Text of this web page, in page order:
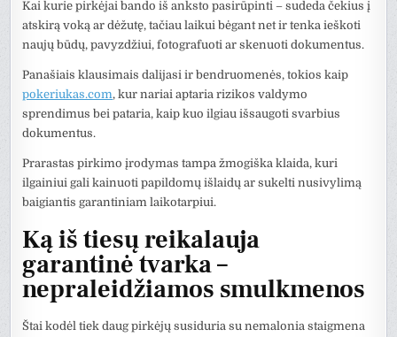
Kai kurie pirkėjai bando iš anksto pasirūpinti – sudeda čekius į
atskirą voką ar dėžutę, tačiau laikui bėgant net ir tenka ieškoti
naujų būdų, pavyzdžiui, fotografuoti ar skenuoti dokumentus.
Panašiais klausimais dalijasi ir bendruomenės, tokios kaip
pokeriukas.com, kur nariai aptaria rizikos valdymo
sprendimus bei pataria, kaip kuo ilgiau išsaugoti svarbius
dokumentus.
Prarastas pirkimo įrodymas tampa žmogiška klaida, kuri
ilgainiui gali kainuoti papildomų išlaidų ar sukelti nusivylimą
baigiantis garantiniam laikotarpiui.
Ką iš tiesų reikalauja
garantinė tvarka –
nepraleidžiamos smulkmenos
Štai kodėl tiek daug pirkėjų susiduria su nemalonia staigmena